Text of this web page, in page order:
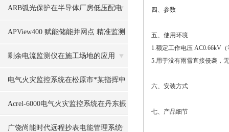
甫组综合调整地面工程的研究与应用
ARB弧光保护在半导体厂房低压配电
系统的应用
APView400 赋能储能并网点 精准监测
谐波与电压波动
剩余电流监测仪在施工场地的应用
电气火灾监控系统在松原市*某指挥中
心新建工程的应用
Acrel-6000电气火灾监控系统在丹东振
安区医院中的应用
广饶尚能时代远程抄表电能管理系统
四、参数
五、使用环境
1.额定工作电压 AC0.66kV
5.用于没有雨雪直接侵袭，
六、安装方式
七、产品细节